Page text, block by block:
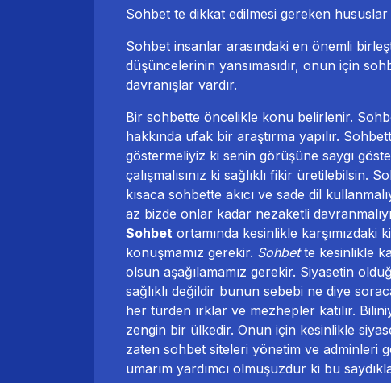
Sohbet te dikkat edilmesi gereken hususlar
Sohbet insanlar arasındaki en önemli
düşüncelerinin yansımasıdır, onun için
davranışlar vardır.
Bir sohbette öncelikle konu belirlenir.
hakkında ufak bir araştırma yapılır.
göstermeliyiz ki senin görüşüne saygı
çalışmalısınız ki sağlıklı fikir üretilebilsin.
kısaca sohbette akıcı ve sade dil
az bizde onlar kadar nezaketli
Sohbet ortamında kesinlikle karşımızdaki
konuşmamız gerekir. Sohbette kesinlikle
olsun aşağılamamız gerekir. Siyasetin
sağlıklı değildir bunun sebebi ne diye
her türden ırklar ve mezhepler katılır.
zengin bir ülkedir. Onun için kesinlikle
zaten sohbet siteleri yönetim ve adminleri
umarım yardımcı olmuşuzdur ki bu